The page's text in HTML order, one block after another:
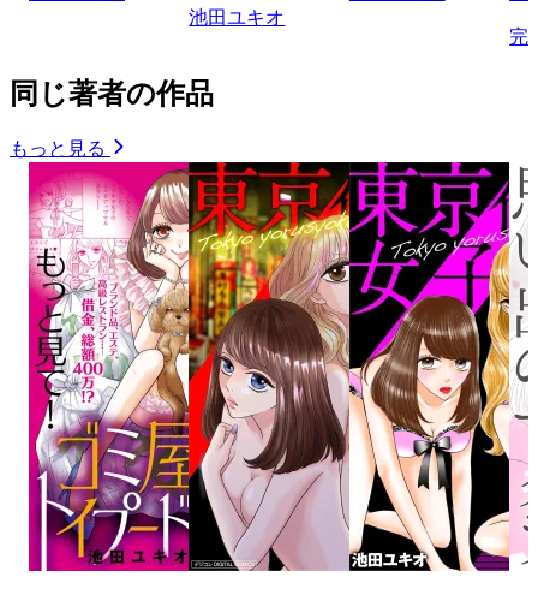
池田ユキオ
完
同じ著者の作品
もっと見る